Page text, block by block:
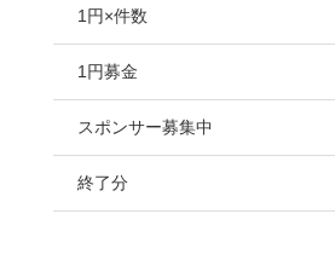
1円×件数
1円募金
スポンサー募集中
終了分